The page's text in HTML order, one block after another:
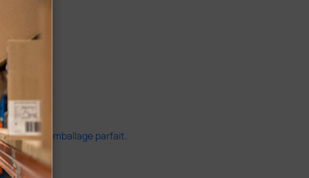
dans un emballage parfait.